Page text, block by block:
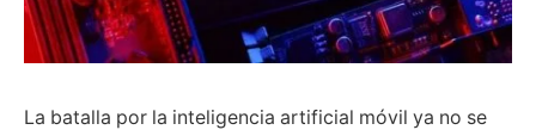
La batalla por la inteligencia artificial móvil ya no se